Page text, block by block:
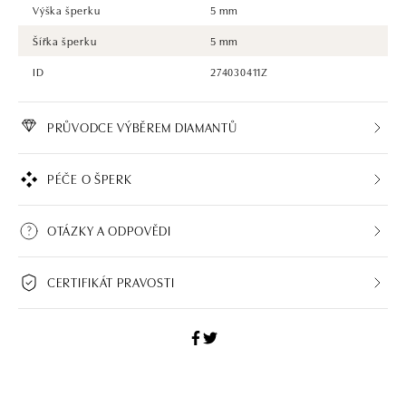
Výška šperku
5 mm
Šířka šperku
5 mm
ID
274030411Z
PRŮVODCE VÝBĚREM DIAMANTŮ
PÉČE O ŠPERK
OTÁZKY A ODPOVĚDI
CERTIFIKÁT PRAVOSTI